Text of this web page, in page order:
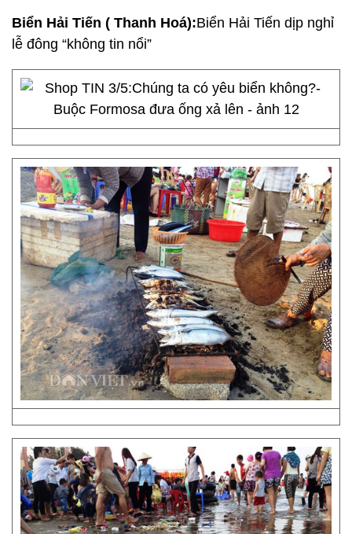
Biển Hải Tiến ( Thanh Hoá):Biển Hải Tiến dịp nghỉ
lễ đông “không tin nổi”